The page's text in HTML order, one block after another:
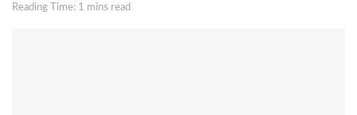
Reading Time: 1 mins read